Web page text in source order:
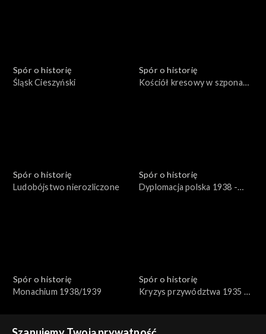
Spór o historię
Śląsk Cieszyński
Spór o historię
Kościół kresowy w szponach
Spór o historię
Ludobójstwo nierozliczone
Spór o historię
Dyplomacja polska 1938 -
Spór o historię
Monachium 1938/1939
Spór o historię
Kryzys przywództwa 1935 -